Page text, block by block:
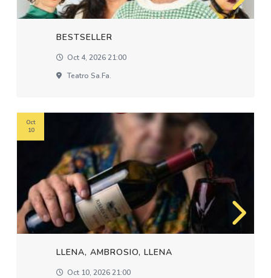
BESTSELLER
Oct 4, 2026 21:00
Teatro Sa.fa.
LLENA, AMBROSIO, LLENA
Oct 10, 2026 21:00
Oct
10